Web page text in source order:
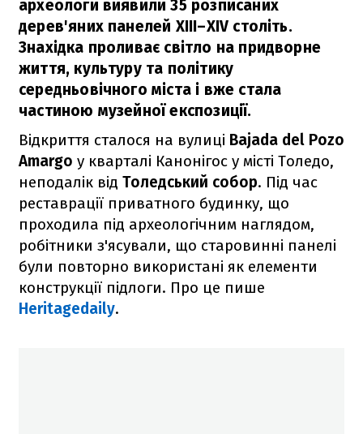
археологи виявили 35 розписаних
дерев'яних панелей XIII–XIV століть.
Знахідка проливає світло на придворне
життя, культуру та політику
середньовічного міста і вже стала
частиною музейної експозиції.
Відкриття сталося на вулиці Bajada del Pozo
Amargo у кварталі Канонігос у місті Толедо,
неподалік від Толедський собор. Під час
реставрації приватного будинку, що
проходила під археологічним наглядом,
робітники з'ясували, що старовинні панелі
були повторно використані як елементи
конструкції підлоги. Про це пише
Heritagedaily.